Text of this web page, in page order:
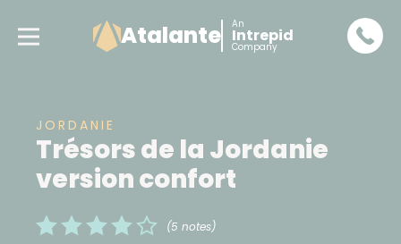
Atalante An
Intrepid
Company
JORDANIE
Trésors de la Jordanie
version confort
(5 notes)